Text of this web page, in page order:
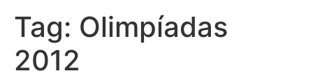
Tag: Olimpíadas
2012